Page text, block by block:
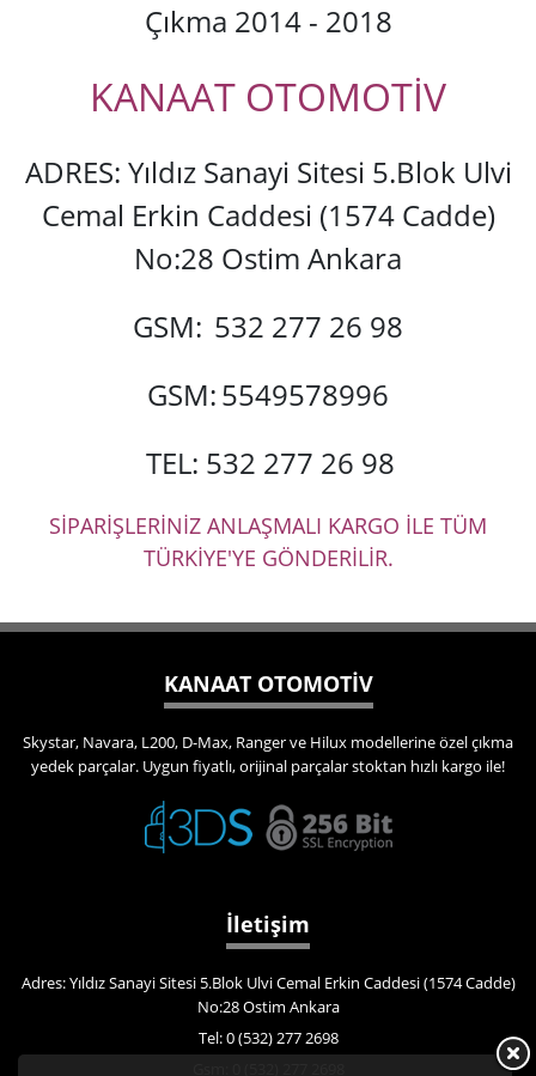
Çıkma 2014 - 2018
KANAAT OTOMOTİV
ADRES: Yıldız Sanayi Sitesi 5.Blok Ulvi
Cemal Erkin Caddesi (1574 Cadde)
No:28 Ostim Ankara
GSM: 532 277 26 98
GSM:5549578996
TEL: 532 277 26 98
SİPARİŞLERİNİZ ANLAŞMALI KARGO İLE TÜM
TÜRKİYE'YE GÖNDERİLİR.
KANAAT OTOMOTİV
Skystar, Navara, L200, D-Max, Ranger ve Hilux modellerine özel çıkma
yedek parçalar. Uygun fiyatlı, orijinal parçalar stoktan hızlı kargo ile!
İletişim
Adres: Yıldız Sanayi Sitesi 5.Blok Ulvi Cemal Erkin Caddesi (1574 Cadde)
No:28 Ostim Ankara
Tel: 0 (532) 277 2698